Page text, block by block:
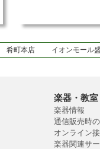
肴町本店 イオンモール
楽器・教室
楽器情報
通信販売時
オンライン
楽器関連サ